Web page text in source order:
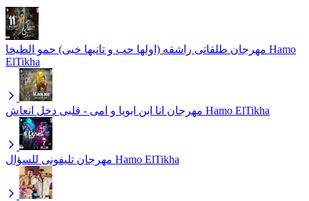
مهرجان طلقاتى راشقه (اولها حب و تانيها خبى) حمو الطيخا Hamo
ElTikha
مهرجان انا ابن ابويا و امى - قلبى دخل انعاش Hamo ElTikha
مهرجان تليفونى للسؤال Hamo ElTikha